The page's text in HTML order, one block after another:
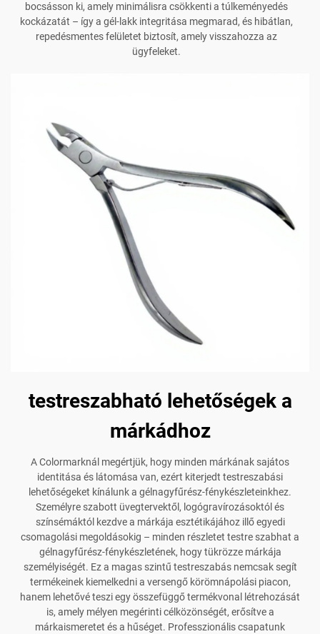
bocsásson ki, amely minimálisra csökkenti a túlkeményedés
kockázatát – így a gél-lakk integritása megmarad, és hibátlan,
repedésmentes felületet biztosít, amely visszahozza az
ügyfeleket.
testreszabható lehetőségek a
márkádhoz
A Colormarknál megértjük, hogy minden márkának sajátos
identitása és látomása van, ezért kiterjedt testreszabási
lehetőségeket kínálunk a gélnagyfűrész-fénykészleteinkhez.
Személyre szabott üvegtervektől, logógravírozásoktól és
színsémáktól kezdve a márkája esztétikájához illő egyedi
csomagolási megoldásokig – minden részletet testre szabhat a
gélnagyfűrész-fénykészletének, hogy tükrözze márkája
személyiségét. Ez a magas szintű testreszabás nemcsak segít
termékeinek kiemelkedni a versengő körömnápolási piacon,
hanem lehetővé teszi egy összefüggő termékvonal létrehozását
is, amely mélyen megérinti célközönségét, erősítve a
márkaismeretet és a hűséget. Professzionális csapatunk